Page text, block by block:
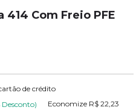
414 Com Freio PFE
de crédito
Desconto) Economize R$ 22,23